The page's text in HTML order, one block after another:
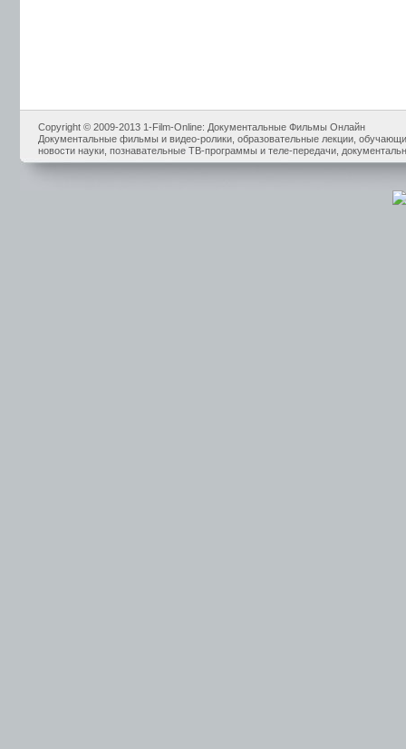
Copyright © 2009-2013 1-Film-Online: Документальные Фильмы Онлайн
Документальные фильмы и видео-ролики, образовательные лекции,
новости науки, познавательные ТВ-программы и теле-передачи,